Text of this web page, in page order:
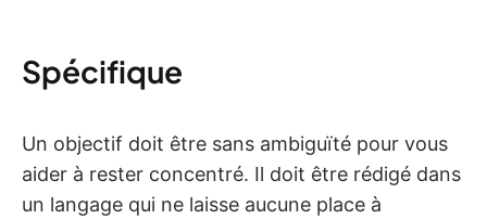
Spécifique
Un objectif doit être sans ambiguïté pour vous
aider à rester concentré. Il doit être rédigé dans
un langage qui ne laisse aucune place à